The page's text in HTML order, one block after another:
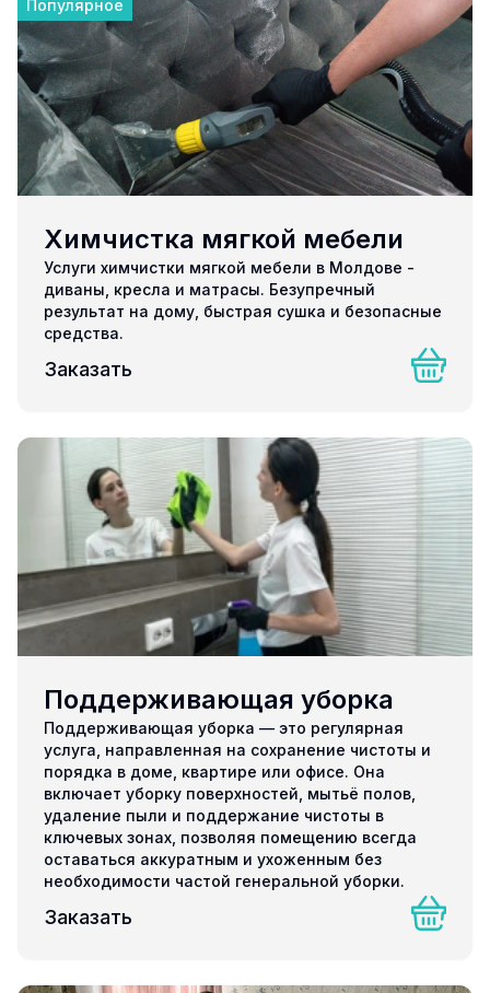
Популярное
Химчистка мягкой мебели
Услуги химчистки мягкой мебели в Молдове -
диваны, кресла и матрасы. Безупречный
результат на дому, быстрая сушка и безопасные
средства.
Заказать
Поддерживающая уборка
Поддерживающая уборка — это регулярная
услуга, направленная на сохранение чистоты и
порядка в доме, квартире или офисе. Она
включает уборку поверхностей, мытьё полов,
удаление пыли и поддержание чистоты в
ключевых зонах, позволяя помещению всегда
оставаться аккуратным и ухоженным без
необходимости частой генеральной уборки.
Заказать